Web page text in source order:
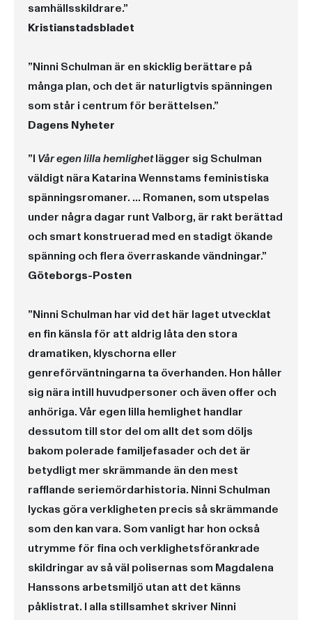
samhällsskildrare.”
Kristianstadsbladet
”Ninni Schulman är en skicklig berättare på
många plan, och det är naturligtvis spänningen
som står i centrum för berättelsen.”
Dagens Nyheter
”I Vår egen lilla hemlighetlägger sig Schulman
väldigt nära Katarina Wennstams feministiska
spänningsromaner. ... Romanen, som utspelas
under några dagar runt Valborg, är rakt berättad
och smart konstruerad med en stadigt ökande
spänning och flera överraskande vändningar.”
Göteborgs-Posten
”Ninni Schulman har vid det här laget utvecklat
en fin känsla för att aldrig låta den stora
dramatiken, klyschorna eller
genreförväntningarna ta överhanden. Hon håller
sig nära intill huvudpersoner och även offer och
anhöriga. Vår egen lilla hemlighet handlar
dessutom till stor del om allt det som döljs
bakom polerade familjefasader och det är
betydligt mer skrämmande än den mest
rafflande seriemördarhistoria. Ninni Schulman
lyckas göra verkligheten precis så skrämmande
som den kan vara. Som vanligt har hon också
utrymme för fina och verklighetsförankrade
skildringar av så väl polisernas som Magdalena
Hanssons arbetsmiljö utan att det känns
påklistrat. I alla stillsamhet skriver Ninni